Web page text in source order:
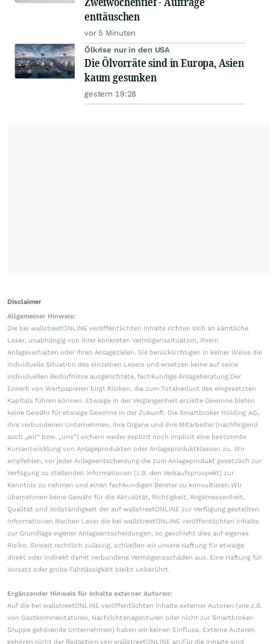
enttäuschen
vor 5 Minuten
Ölkrise nur in den USA
Die Ölvorräte sind in Europa, Asien
kaum gesunken
gestern 19:28
Disclaimer
Allgemeiner Hinweis:
Die bei wallstreetONLINE veröffentlichten Inhalte richten sich an sämtliche
Leser, unabhängig von ihrer konkreten Vermögenssituation, ihrem
Anlageverhalten oder ihren Anlagezielen. Sie berücksichtigen in keiner Weise die
individuelle Situation des einzelnen Lesers und ersetzen keine auf seine
individuellen Bedürfnisse ausgerichtete, fachkundige Anlageberatung.Der
Erwerb von Wertpapieren birgt Risiken, die zum Totalverlust des eingesetzten
Kapitals führen können. Etwaige in der Vergangenheit erzielte Gewinne bieten
keine Gewähr für etwaige Gewinne in der Zukunft. Die Smartbroker Holding AG,
ihre verbundenen Unternehmen, ihre Organe und ihre Mitarbeiter (nachfolgend
auch „wir“ bzw. „uns“) sichern weder explizit noch implizit eine bestimmte
Kursentwicklung von Anlageprodukten oder Anlageproduktklassen zu. Wir
empfehlen, vor jeder Anlageentscheidung die zum Anlageprodukt gesetzlich zur
Verfügung zu stellenden Informationen (z.B. den Verkaufsprospekt) zur
Kenntnis zu nehmen und einen fachkundigen Berater zu konsultieren.Wir
übernehmen keine Gewähr für die Aktualität, Richtigkeit, Angemessenheit,
Qualität und Vollständigkeit der auf wallstreetONLINE zur Verfügung gestellten
Informationen.Machen Leser die bei wallstreetONLINE veröffentlichten Inhalte
zur Grundlage eigener Anlageentscheidungen, so geschieht dies auf eigenes
Risiko. Soweit rechtlich zulässig, schließen wir unsere Haftung für etwaige
direkt oder indirekt damit verbundene Vermögensschäden aus. Eine Haftung für
Vorsatz oder grobe Fahrlässigkeit bleibt unberührt.
Ergänzender Hinweis für Inhalte externer Autoren:
Auf die bei wallstreetONLINE veröffentlichten Inhalte externer Autoren (wie z.B.
von Gastkommentatoren, Nachrichtenagenturen oder nicht zur Smartbroker-
Gruppe gehörende Unternehmen) haben wir keinen Einfluss. Externe Autoren
gehören nicht der Redaktion von wallstreetONLINE an.Für die Inhalte sind